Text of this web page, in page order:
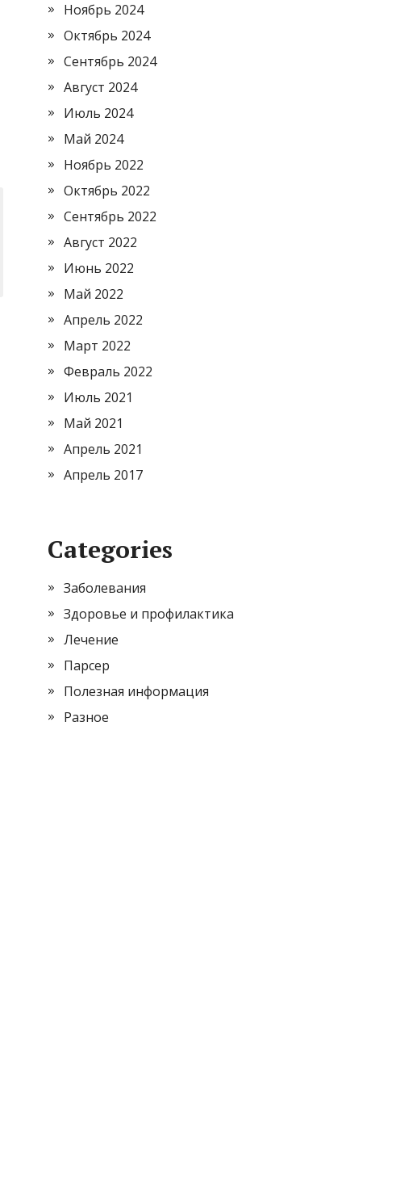
Ноябрь 2024
Октябрь 2024
Сентябрь 2024
Август 2024
Июль 2024
Май 2024
Ноябрь 2022
Октябрь 2022
Сентябрь 2022
Август 2022
Июнь 2022
Май 2022
Апрель 2022
Март 2022
Февраль 2022
Июль 2021
Май 2021
Апрель 2021
Апрель 2017
Categories
Заболевания
Здоровье и профилактика
Лечение
Парсер
Полезная информация
Разное